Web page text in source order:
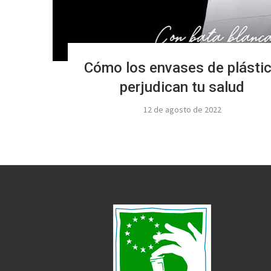
Cómo los envases de
perjudican tu salud
12 de agosto de 2022